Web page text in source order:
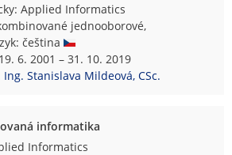
Applied Informatics
jednooborové,
čeština
6. 2001 – 31. 10. 2019
Ing. Stanislava Mildeová, CSc.
informatika
Informatics